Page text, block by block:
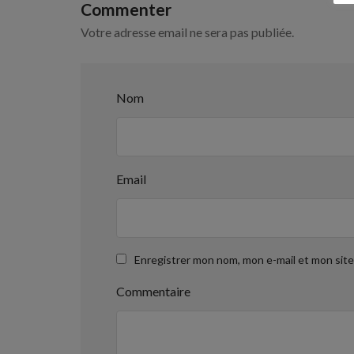
Commenter
Votre adresse email ne sera pas publiée.
Nom
Email
Enregistrer mon nom, mon e-mail et mon
Commentaire